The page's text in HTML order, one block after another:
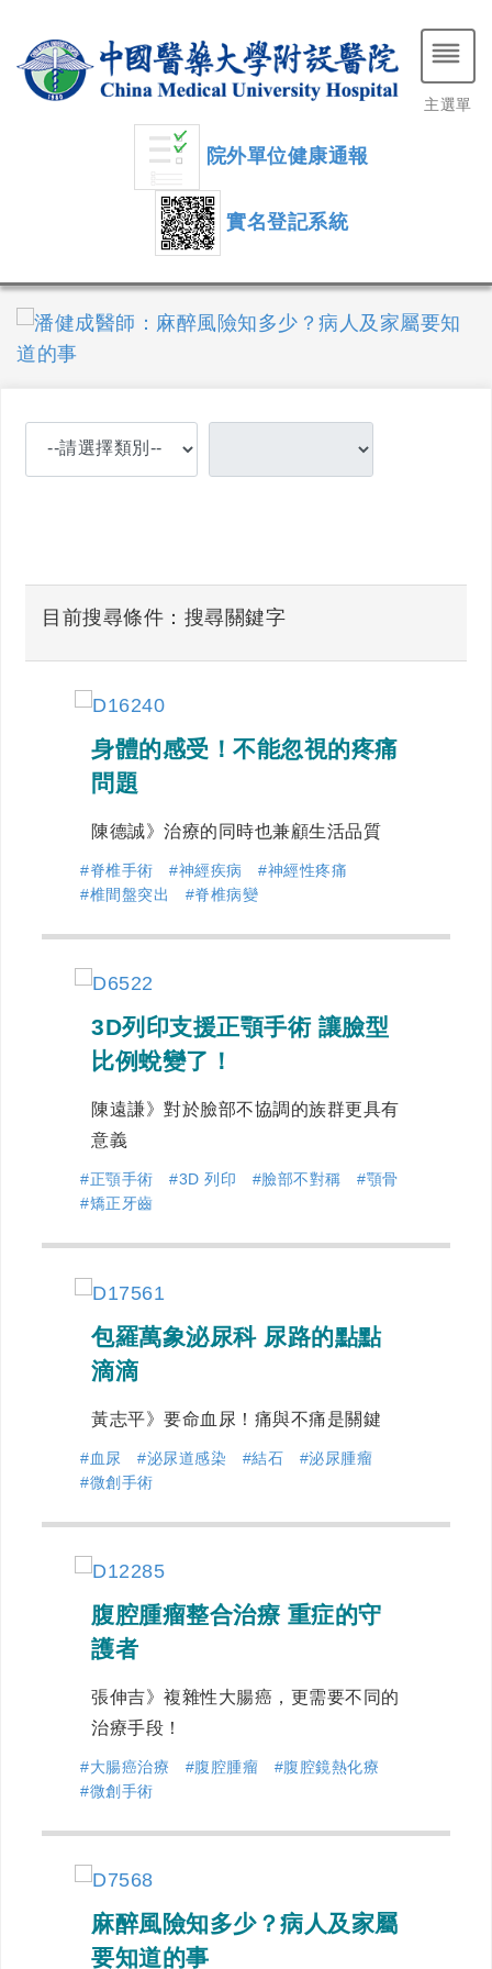
院外單位健康通報
實名登記系統
主選單
目前搜尋條件：搜尋關鍵字
身體的感受！不能忽視的疼痛
問題
陳德誠》治療的同時也兼顧生活品質
#脊椎手術 #神經疾病
#神經性疼痛
#椎間盤突出
#脊椎病變
3D列印支援正顎手術 讓臉型
比例蛻變了！
陳遠謙》對於臉部不協調的族群更具有
意義
#正顎手術 #3D 列印 #臉部不對稱
#顎骨
#矯正牙齒
包羅萬象泌尿科 尿路的點點
滴滴
黃志平》要命血尿！痛與不痛是關鍵
#血尿 #泌尿道感染 #結石
#泌尿腫瘤
#微創手術
腹腔腫瘤整合治療 重症的守
護者
張伸吉》複雜性大腸癌，更需要不同的
治療手段！
#大腸癌治療 #腹腔腫瘤
#腹腔鏡熱化療
#微創手術
麻醉風險知多少？病人及家屬
要知道的事